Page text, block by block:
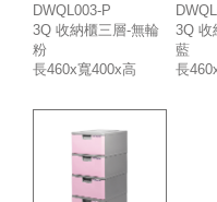
DWQL003-P
3Q 收納櫃三層-無輪
粉
長460x寬400x高
3Q 收
藍
長